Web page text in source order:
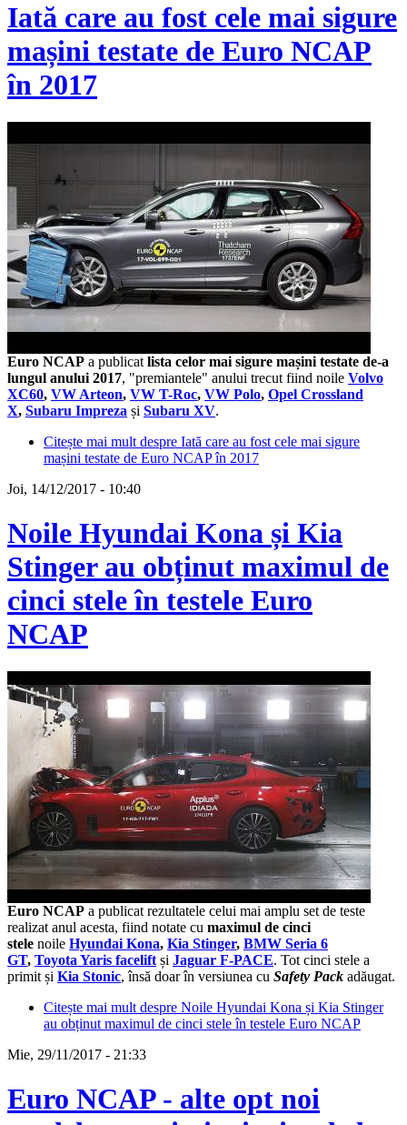
Iată care au fost cele mai sigure
mașini testate de Euro NCAP
în 2017
Euro NCAP a publicat lista celor mai sigure mașini testate de-a
lungul anului 2017, "premiantele" anului trecut fiind noile Volvo
XC60, VW Arteon, VW T-Roc, VW Polo, Opel Crossland
X, Subaru Impreza și Subaru XV.
Citește mai mult despre Iată care au fost cele mai sigure
mașini testate de Euro NCAP în 2017
Joi, 14/12/2017 - 10:40
Noile Hyundai Kona și Kia
Stinger au obținut maximul de
cinci stele în testele Euro
NCAP
Euro NCAP a publicat rezultatele celui mai amplu set de teste
realizat anul acesta, fiind notate cu maximul de cinci
stele noile Hyundai Kona, Kia Stinger, BMW Seria 6
GT, Toyota Yaris facelift și Jaguar F-PACE. Tot cinci stele a
primit și Kia Stonic, însă doar în versiunea cu Safety Pack adăugat.
Citește mai mult despre Noile Hyundai Kona și Kia Stinger
au obținut maximul de cinci stele în testele Euro NCAP
Mie, 29/11/2017 - 21:33
Euro NCAP - alte opt noi